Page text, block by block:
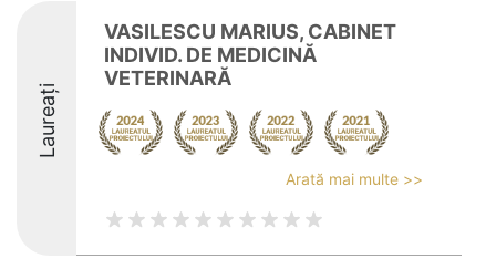
Laureați
VASILESCU MARIUS, CABINET
INDIVID. DE MEDICINĂ
VETERINARĂ
Arată mai multe >>